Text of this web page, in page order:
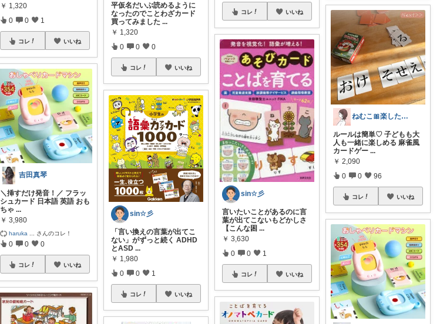
￥ 1,320
0 0 1
コレ いいね
吉田真琴
＼挿すだけ発音！／ フラッ
シュカード 日本語 英語 おも
ちゃ...
￥ 3,980
haruka さんのコレ！
0 0 0
コレ いいね
平仮名だいぶ読めるように
なったのでことわざカード
買ってみました ...
￥ 1,320
0 0 0
コレ いいね
sin☆彡
「言い換えの言葉が出てこ
ない」がずっと続く ADHD
とASD ...
￥ 1,980
0 0 1
コレ いいね
コレ いいね
sin☆彡
言いたいことがあるのに言
葉が出てこないもどかしさ
【こんな困 ...
￥ 3,630
0 0 1
コレ いいね
ねむこ🎀楽したいママの購入品ほぼオリ写
ルールは簡単♡ 子どもも大
人も一緒に楽しめる 麻雀風
カードゲー ...
￥ 2,090
0 0 96
コレ いいね